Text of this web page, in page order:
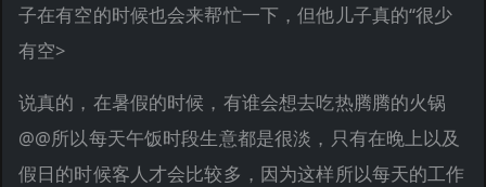
子在有空的时候也会来帮忙一下，但他儿子真的“很少
有空>
说真的，在暑假的时候，有谁会想去吃热腾腾的火锅
@@所以每天午饭时段生意都是很淡，只有在晚上以及
假日的时候客人才会比较多，因为这样所以每天的工作